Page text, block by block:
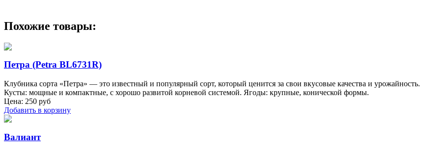
Похожие товары:
Петра (Petra BL6731R)
Клубника сорта «Петра» — это известный и популярный сорт, который ценится за свои вкусовые качества и
Кусты: мощные и компактные, с хорошо развитой корневой системой. Ягоды: крупные, конической формы.
Цена: 250 руб
Добавить в корзину
Валиант